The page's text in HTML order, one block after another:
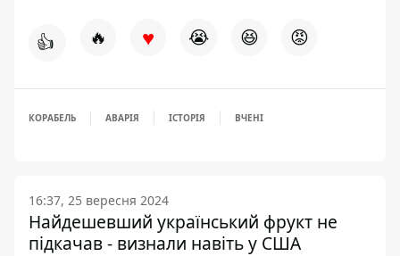
👍 🔥 ♥ 😭 😆 😡
КОРАБЕЛЬ АВАРІЯ ІСТОРІЯ ВЧЕНІ
16:37, 25 вересня 2024
Найдешевший український фрукт не
підкачав - визнали навіть у США